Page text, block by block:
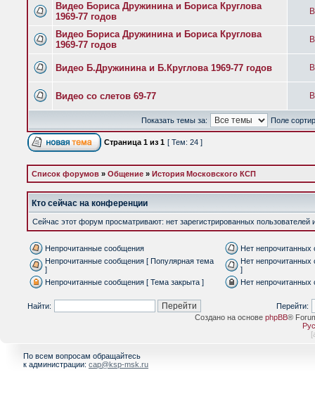
Видео Бориса Дружинина и Бориса Круглова
1969-77 годов
Видео Бориса Дружинина и Бориса Круглова
1969-77 годов
Видео Б.Дружинина и Б.Круглова 1969-77 годов
Видео со слетов 69-77
Показать темы за: Поле
Страница 1 из 1 [ Тем: 24 ]
Список форумов » Общение » История Московского КСП
Кто сейчас на конференции
Сейчас этот форум просматривают: нет зарегистрированных пользователей
Непрочитанные сообщения
Нет непрочитанных
Непрочитанные сообщения [ Популярная тема
]
Нет
]
Непрочитанные сообщения [ Тема закрыта ]
Нет непрочитанных
Найти:
Перейти:
Создано на основе phpBB®
[
По всем вопросам обращайтесь
к администрации: cap@ksp-msk.ru